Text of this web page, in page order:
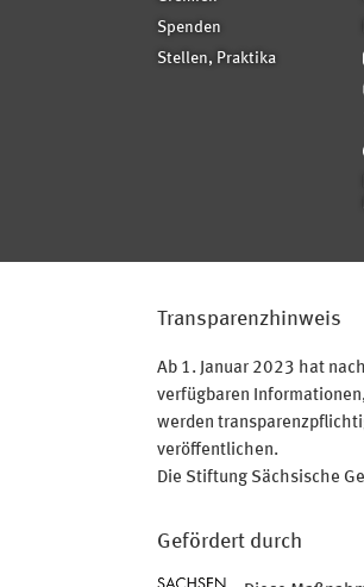
Spenden
Stellen, Praktika
Transparenzhinweis
Ab 1. Januar 2023 hat
verfügbaren
werden
veröffentlichen.
Die Stiftung Sächsische
Gefördert durch